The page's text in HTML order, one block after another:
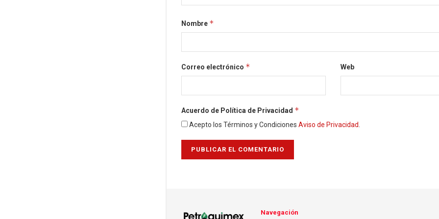
Nombre *
Correo electrónico * Web
Acuerdo de Política de Privacidad *
Acepto los Términos y Condiciones Aviso de Privacidad
Navegación